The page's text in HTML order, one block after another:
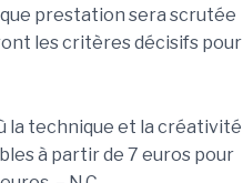
prestation sera scrutée
les critères décisifs pour
la technique et la créativité
à partir de 7 euros pour